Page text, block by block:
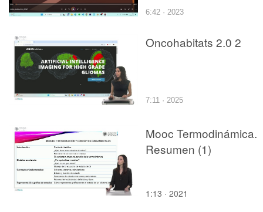
6:42 · 2023
Oncohabitats 2.0 2
7:11 · 2025
Mooc Termodinámica.
Resumen (1)
1:13 · 2021